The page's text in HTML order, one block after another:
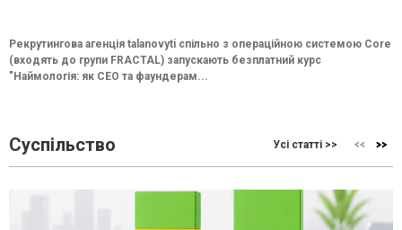
Рекрутингова агенція talanovyti спільно з операційною системою Core
(входять до групи FRACTAL) запускають безплатний курс
"Наймологія: як СEO та фаундерам...
Суспільство Усі статті >>